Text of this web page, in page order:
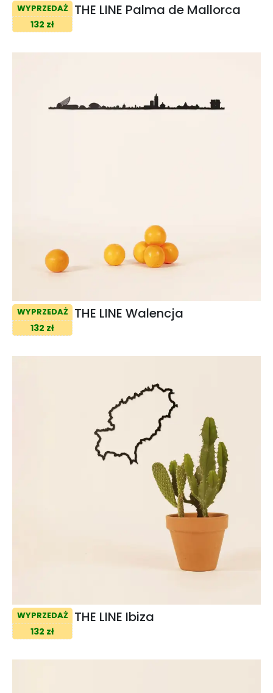
WYPRZEDAŻ
132 zł
THE LINE Palma de Mallorca
WYPRZEDAŻ
132 zł
THE LINE Walencja
WYPRZEDAŻ
132 zł
THE LINE Ibiza